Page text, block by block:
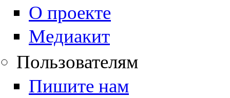
О проекте
Медиакит
Пользователям
Пишите нам